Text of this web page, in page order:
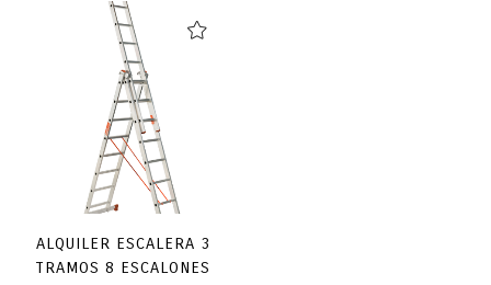
ALQUILER ESCALERA 3
TRAMOS 8 ESCALONES